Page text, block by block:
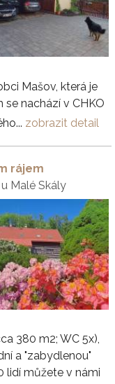
Mašov, která je
se nachází v CHKO
zobrazit detail
rájem
u Malé Skály
380 m2; WC 5x),
a "zabydlenou"
lidí můžete v námi